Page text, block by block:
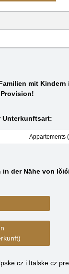
mit Kindern
Unterkunftsart:
Appartements
der Nähe von
i Italske.cz